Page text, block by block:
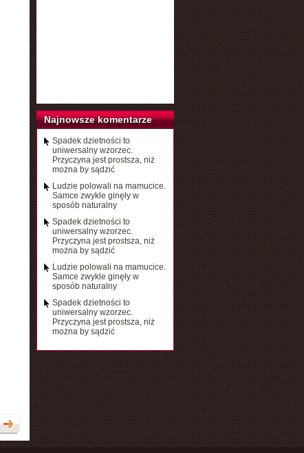
Najnowsze komentarze
Spadek dzietności to
uniwersalny wzorzec.
Przyczyna jest prostsza, niż
można by sądzić
Ludzie polowali na mamucice.
Samce zwykle ginęły w
sposób naturalny
Spadek dzietności to
uniwersalny wzorzec.
Przyczyna jest prostsza, niż
można by sądzić
Ludzie polowali na mamucice.
Samce zwykle ginęły w
sposób naturalny
Spadek dzietności to
uniwersalny wzorzec.
Przyczyna jest prostsza, niż
można by sądzić